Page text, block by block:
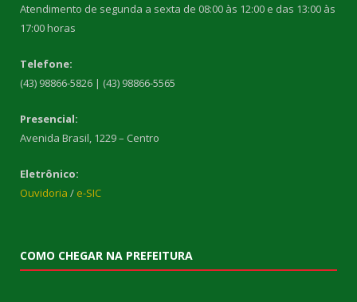
Atendimento de segunda a sexta de 08:00 às 12:00 e das 13:00 às
17:00 horas
Telefone:
(43) 98866-5826 | (43) 98866-5565
Presencial:
Avenida Brasil, 1229 – Centro
Eletrônico:
Ouvidoria / e-SIC
COMO CHEGAR NA PREFEITURA